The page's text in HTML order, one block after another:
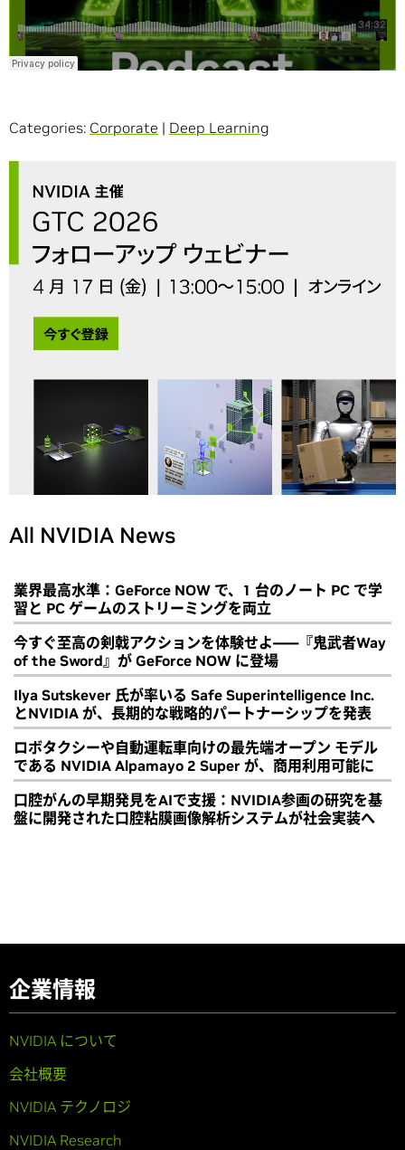
Categories: Corporate | Deep Learning
All NVIDIA News
業界最高水準：GeForce NOW で、1 台のノート PC で学
習と PC ゲームのストリーミングを両立
今すぐ至高の剣戟アクションを体験せよ――『鬼武者Way
of the Sword』が GeForce NOW に登場
Ilya Sutskever 氏が率いる Safe Superintelligence Inc.
とNVIDIA が、長期的な戦略的パートナーシップを発表
ロボタクシーや自動運転車向けの最先端オープン モデル
である NVIDIA Alpamayo 2 Super が、商用利用可能に
口腔がんの早期発見をAIで支援：NVIDIA参画の研究を基
盤に開発された口腔粘膜画像解析システムが社会実装へ
企業情報
NVIDIA について
会社概要
NVIDIA テクノロジ
NVIDIA Research